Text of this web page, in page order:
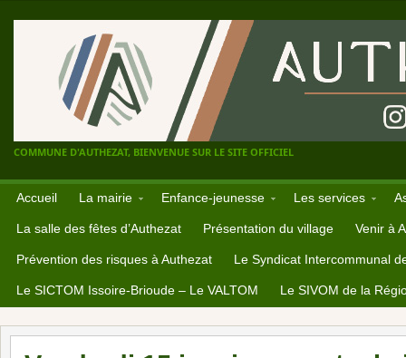
COMMUNE D'AUTHEZAT, BIENVENUE SUR LE SITE OFFICIEL
Accueil La mairie Enfance-jeunesse Les services
La salle des fêtes d’Authezat Présentation du village Venir à
Prévention des risques à Authezat Le Syndicat Intercommunal
Le SICTOM Issoire-Brioude – Le VALTOM Le SIVOM de la